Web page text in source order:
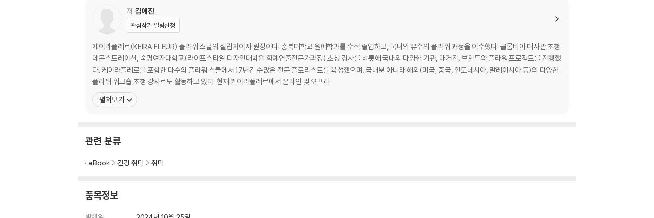
내추럴 와이드 꽃다발
한 종류로 만드는 꽃다발-튤립 꽃다발
같은 꽃, 다른 포장법
넌스파이럴 꽃다발
대형 라운드 플랫 꽃다발
대형 소재 꽃다발
하트 꽃다발
버터플라이 꽃다발
컬러가 가지고 있는 이미지
2) 케이라만의 아뜰리에를 완성하기까지
저 김애진
관심작가 알림신청
케이라플레르(KEIRA FLEUR) 플라워 스쿨의 설립자이자 원장이다. 충북대학교 원예학과를 수석 졸업하고, 국내외 유수의 플라워 과정을 이수했다. 콜롬비아 대사관 초청
데몬스트레이션, 숙명여자대학교(라이프스타일 디자인대학원 화예연출전문가과정) 초청 강사를 비롯해 국내외 다양한 기관, 매거진, 브랜드와 플라워 프로젝트를 진행했
다. 케이라플레르를 포함한 다수의 플라워 스쿨에서 17년간 수많은 전문 플로리스트를 육성했으며, 국내뿐 아니라 해외(미국, 중국, 인도네시아, 말레이시아 등)의 다양한
플라워 워크숍 초청 강사로도 활동하고 있다. 현재 케이라플레르에서 온라인 및 오프라
펼쳐보기
관련 분류
eBook 건강 취미 취미
품목정보